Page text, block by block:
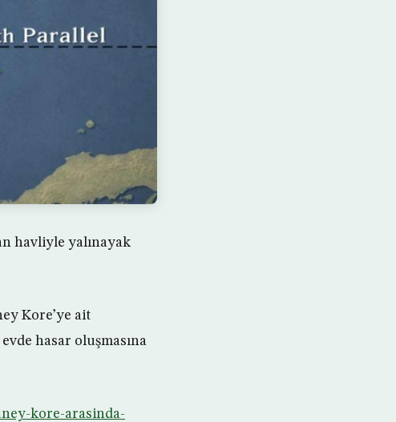
havliyle yalınayak
Kore’ye ait
hasar oluşmasına
kore-arasinda-